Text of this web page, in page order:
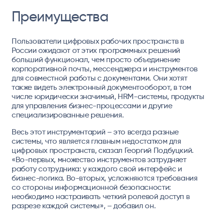
Преимущества
Пользователи цифровых рабочих пространств в
России ожидают от этих программных решений
больший функционал, чем просто объединение
корпоративной почты, мессенджера и инструментов
для совместной работы с документами. Они хотят
также видеть электронный документооборот, в том
числе юридически значимый, HRM-системы, продукты
для управления бизнес-процессами и другие
специализированные решения.
Весь этот инструментарий – это всегда разные
системы, что является главным недостатком для
цифровых пространств, сказал Георгий Подбуцкий.
«Во-первых, множество инструментов затрудняет
работу сотрудника: у каждого свой интерфейс и
бизнес-логика. Во-вторых, усложняются требования
со стороны информационной безопасности:
необходимо настраивать четкий ролевой доступ в
разрезе каждой системы», – добавил он.